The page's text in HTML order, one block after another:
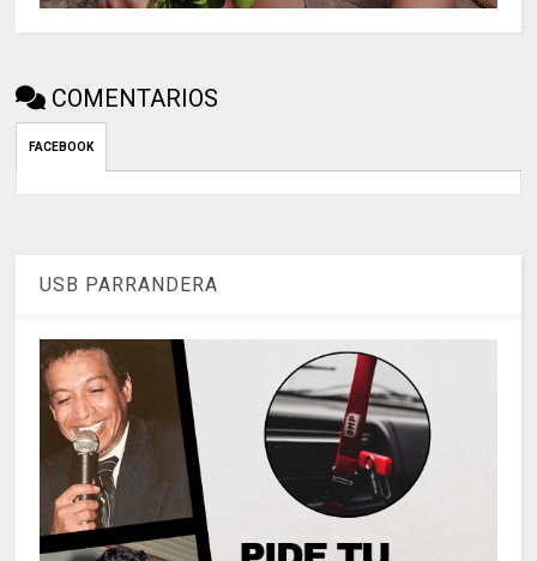
COMENTARIOS
FACEBOOK
USB PARRANDERA